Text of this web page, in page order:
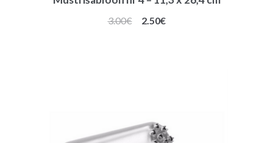
3.00€
Algne
2.50€Praegune